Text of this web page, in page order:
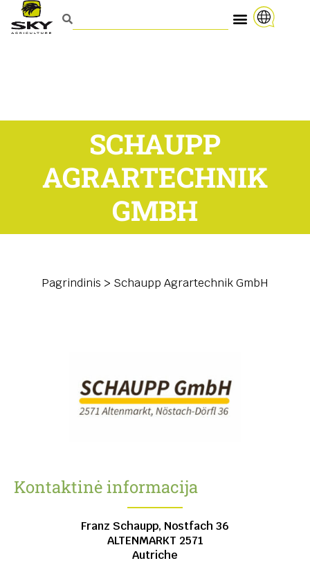
SCHAUPP
AGRARTECHNIK
GMBH
Pagrindinis > Schaupp Agrartechnik GmbH
Kontaktinė informacija
Franz Schaupp, Nostfach 36
ALTENMARKT 2571
Autriche